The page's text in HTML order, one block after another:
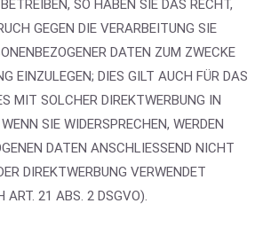
SO HABEN SIE DAS RECHT,
GEGEN DIE VERARBEITUNG SIE
DATEN ZUM ZWECKE
EINZULEGEN; DIES GILT AUCH FÜR DAS
MIT SOLCHER DIREKTWERBUNG IN
SIE WIDERSPRECHEN, WERDEN
DATEN ANSCHLIESSEND NICHT
DIREKTWERBUNG VERWENDET
ART. 21 ABS. 2 DSGVO).